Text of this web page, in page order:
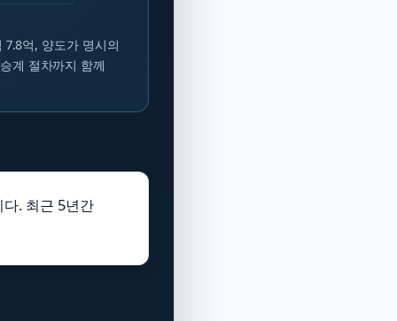
억, 양도가 명시의
계 절차까지 함께
. 최근 5년간